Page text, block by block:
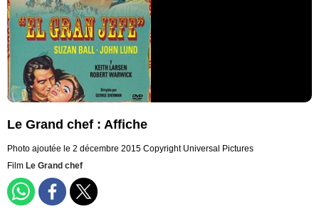
Le Grand chef : Affiche
Photo ajoutée le 2 décembre 2015 Copyright Universal Pictures
Film Le Grand chef